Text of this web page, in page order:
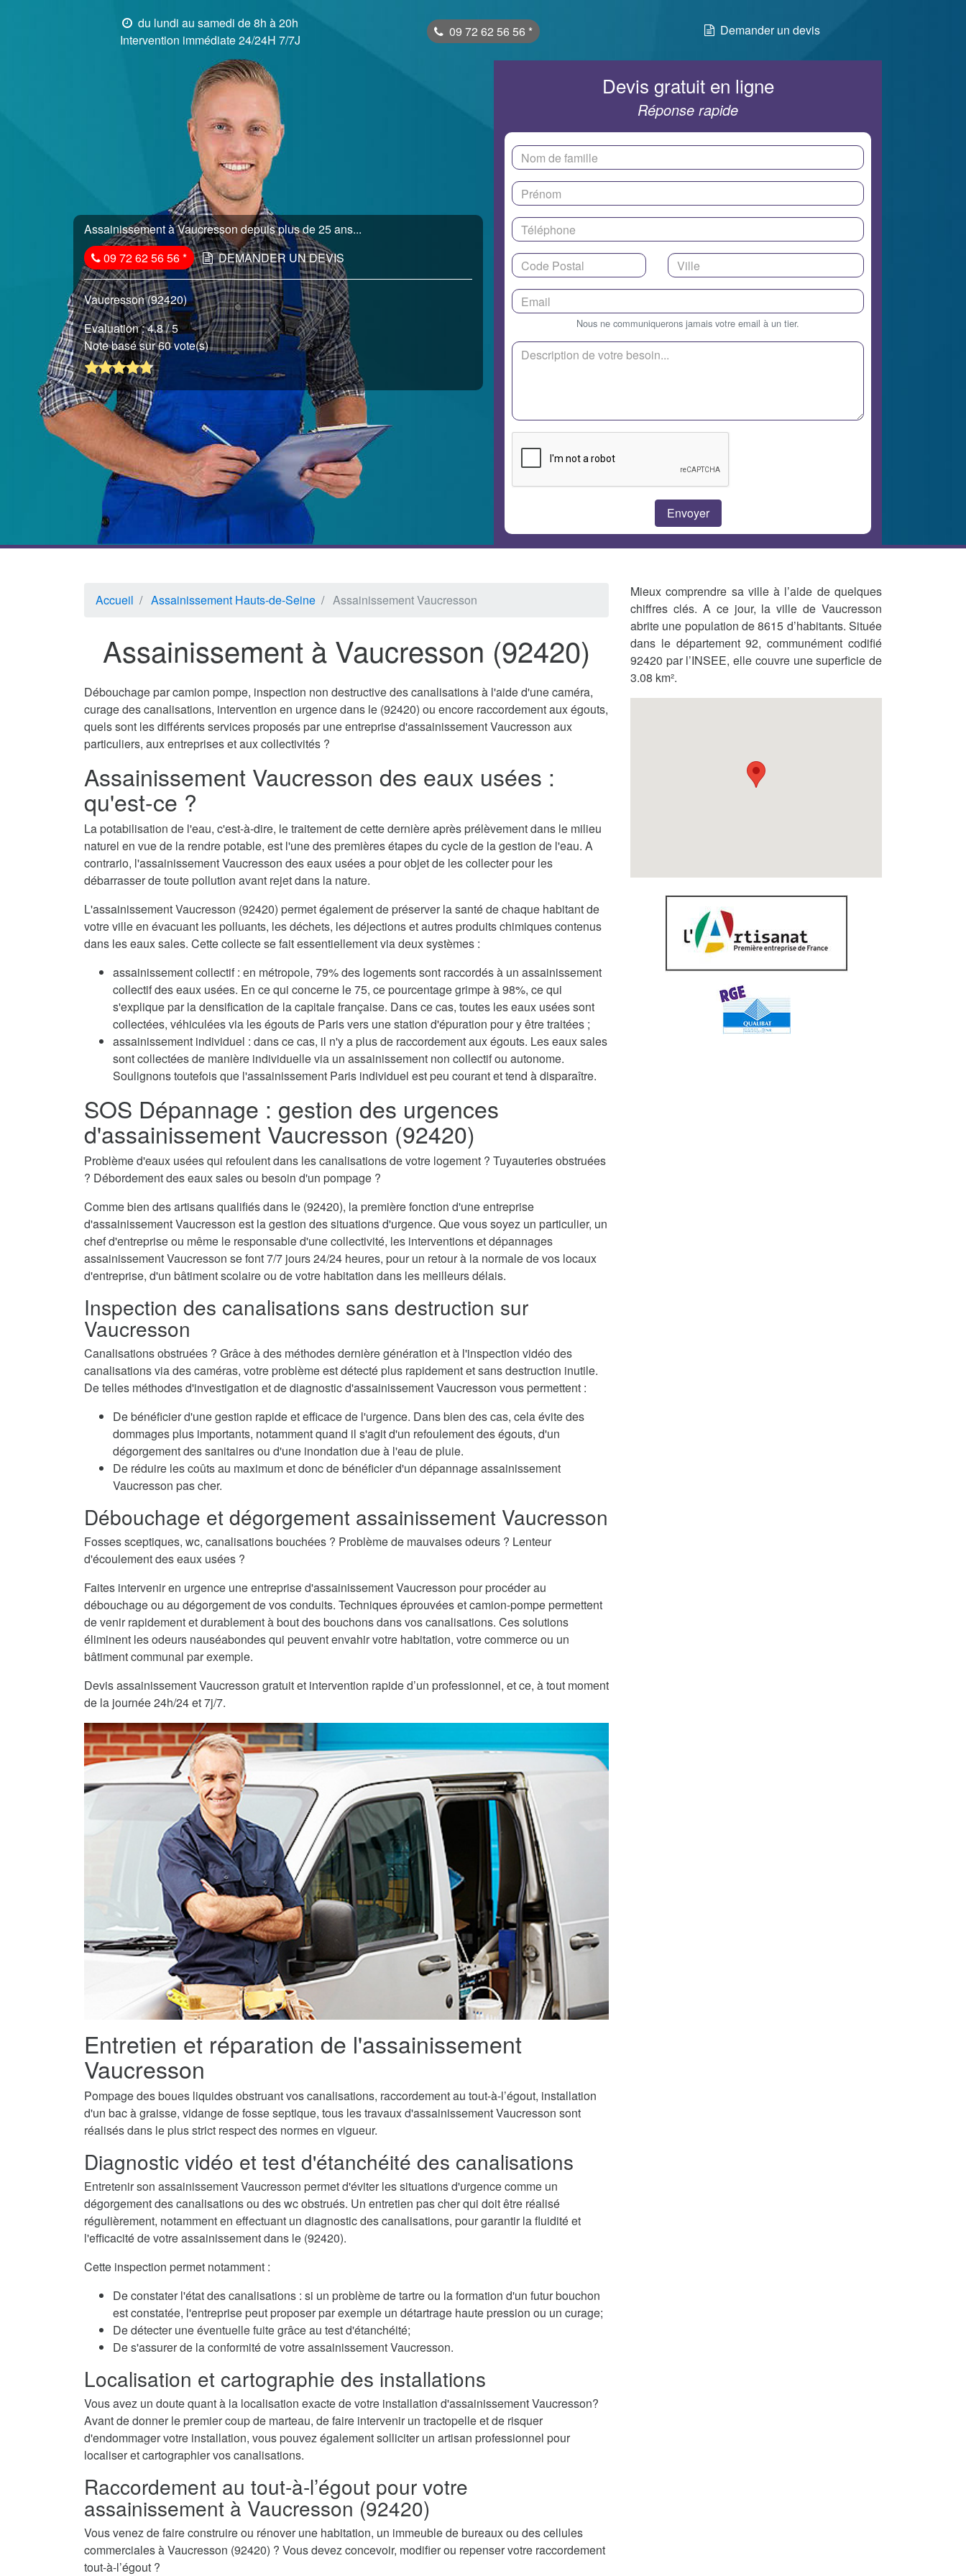
du lundi au samedi de 8h à 20h
Intervention immédiate 24/24H 7/7J
09 72 62 56 56 * Demander un devis
Assainissement à Vaucresson depuis plus de 25 ans...
09 72 62 56 56* DEMANDER UN DEVIS
Vaucresson (92420)
Evaluation :4.8/ 5
Note basé sur 60 vote(s)
Devis gratuit en ligne
Réponse rapide
Nous ne communiquerons jamais votre email à un tier.
Accueil Assainissement Hauts-de-Seine Assainissement Vaucresson
Assainissement à Vaucresson (92420)
Débouchage par camion pompe, inspection non destructive des canalisations à l'aide d'une caméra,
curage des canalisations, intervention en urgence dans le (92420) ou encore raccordement aux égouts,
quels sont les différents services proposés par une entreprise d'assainissement Vaucresson aux
particuliers, aux entreprises et aux collectivités ?
Assainissement Vaucresson des eaux usées :
qu'est-ce ?
La potabilisation de l'eau, c'est-à-dire, le traitement de cette dernière après prélèvement dans le milieu
naturel en vue de la rendre potable, est l'une des premières étapes du cycle de la gestion de l'eau. A
contrario, l'assainissement Vaucresson des eaux usées a pour objet de les collecter pour les
débarrasser de toute pollution avant rejet dans la nature.
L'assainissement Vaucresson (92420) permet également de préserver la santé de chaque habitant de
votre ville en évacuant les polluants, les déchets, les déjections et autres produits chimiques contenus
dans les eaux sales. Cette collecte se fait essentiellement via deux systèmes :
assainissement collectif : en métropole, 79% des logements sont raccordés à un assainissement
collectif des eaux usées. En ce qui concerne le 75, ce pourcentage grimpe à 98%, ce qui
s'explique par la densification de la capitale française. Dans ce cas, toutes les eaux usées sont
collectées, véhiculées via les égouts de Paris vers une station d'épuration pour y être traitées ;
assainissement individuel : dans ce cas, il n'y a plus de raccordement aux égouts. Les eaux sales
sont collectées de manière individuelle via un assainissement non collectif ou autonome.
Soulignons toutefois que l'assainissement Paris individuel est peu courant et tend à disparaître.
SOS Dépannage : gestion des urgences
d'assainissement Vaucresson (92420)
Problème d'eaux usées qui refoulent dans les canalisations de votre logement ? Tuyauteries obstruées
? Débordement des eaux sales ou besoin d'un pompage ?
Comme bien des artisans qualifiés dans le (92420), la première fonction d'une entreprise
d'assainissement Vaucresson est la gestion des situations d'urgence. Que vous soyez un particulier, un
chef d'entreprise ou même le responsable d'une collectivité, les interventions et dépannages
assainissement Vaucresson se font 7/7 jours 24/24 heures, pour un retour à la normale de vos locaux
d'entreprise, d'un bâtiment scolaire ou de votre habitation dans les meilleurs délais.
Inspection des canalisations sans destruction sur
Vaucresson
Canalisations obstruées ? Grâce à des méthodes dernière génération et à l'inspection vidéo des
canalisations via des caméras, votre problème est détecté plus rapidement et sans destruction inutile.
De telles méthodes d'investigation et de diagnostic d'assainissement Vaucresson vous permettent :
De bénéficier d'une gestion rapide et efficace de l'urgence. Dans bien des cas, cela évite des
dommages plus importants, notamment quand il s'agit d'un refoulement des égouts, d'un
dégorgement des sanitaires ou d'une inondation due à l'eau de pluie.
De réduire les coûts au maximum et donc de bénéficier d'un dépannage assainissement
Vaucresson pas cher.
Débouchage et dégorgement assainissement Vaucresson
Fosses sceptiques, wc, canalisations bouchées ? Problème de mauvaises odeurs ? Lenteur
d'écoulement des eaux usées ?
Faites intervenir en urgence une entreprise d'assainissement Vaucresson pour procéder au
débouchage ou au dégorgement de vos conduits. Techniques éprouvées et camion-pompe permettent
de venir rapidement et durablement à bout des bouchons dans vos canalisations. Ces solutions
éliminent les odeurs nauséabondes qui peuvent envahir votre habitation, votre commerce ou un
bâtiment communal par exemple.
Devis assainissement Vaucresson gratuit et intervention rapide d’un professionnel, et ce, à tout moment
de la journée 24h/24 et 7j/7.
Entretien et réparation de l'assainissement
Vaucresson
Pompage des boues liquides obstruant vos canalisations, raccordement au tout-à-l’égout, installation
d'un bac à graisse, vidange de fosse septique, tous les travaux d'assainissement Vaucresson sont
réalisés dans le plus strict respect des normes en vigueur.
Diagnostic vidéo et test d'étanchéité des canalisations
Entretenir son assainissement Vaucresson permet d'éviter les situations d'urgence comme un
dégorgement des canalisations ou des wc obstrués. Un entretien pas cher qui doit être réalisé
régulièrement, notamment en effectuant un diagnostic des canalisations, pour garantir la fluidité et
l'efficacité de votre assainissement dans le (92420).
Cette inspection permet notamment :
De constater l'état des canalisations : si un problème de tartre ou la formation d'un futur bouchon
est constatée, l'entreprise peut proposer par exemple un détartrage haute pression ou un curage;
De détecter une éventuelle fuite grâce au test d'étanchéité;
De s'assurer de la conformité de votre assainissement Vaucresson.
Localisation et cartographie des installations
Vous avez un doute quant à la localisation exacte de votre installation d'assainissement Vaucresson?
Avant de donner le premier coup de marteau, de faire intervenir un tractopelle et de risquer
d'endommager votre installation, vous pouvez également solliciter un artisan professionnel pour
localiser et cartographier vos canalisations.
Raccordement au tout-à-l’égout pour votre
assainissement à Vaucresson (92420)
Vous venez de faire construire ou rénover une habitation, un immeuble de bureaux ou des cellules
commerciales à Vaucresson (92420) ? Vous devez concevoir, modifier ou repenser votre raccordement
tout-à-l’égout ?
Mieux comprendre sa ville à l’aide de quelques
chiffres clés. A ce jour, la ville de Vaucresson
abrite une population de 8615 d’habitants. Située
dans le département 92, communément codifié
92420 par l’INSEE, elle couvre une superficie de
3.08 km².